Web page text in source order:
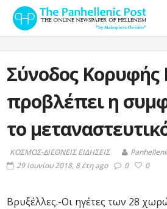
Σύνοδος Κορυφής
προβλέπει η
το
ΚΟΣΜΟΣ-ΔΙΕΘΝΕΙΣ ΕΙΔΗΣΕΙΣ
29 Ιουνίου 2018, 8 έτη ago
0 0
Βρυξέλλες.-Οι ηγέτες των 28